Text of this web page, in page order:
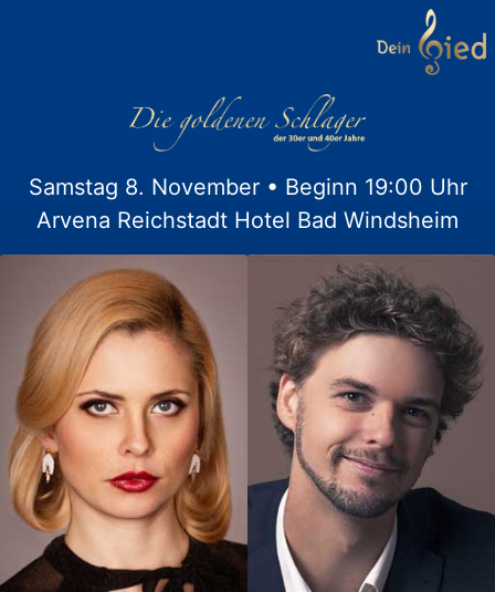
Samstag 8. November • Beginn 19:00 Uhr
Arvena Reichstadt Hotel Bad Windsheim